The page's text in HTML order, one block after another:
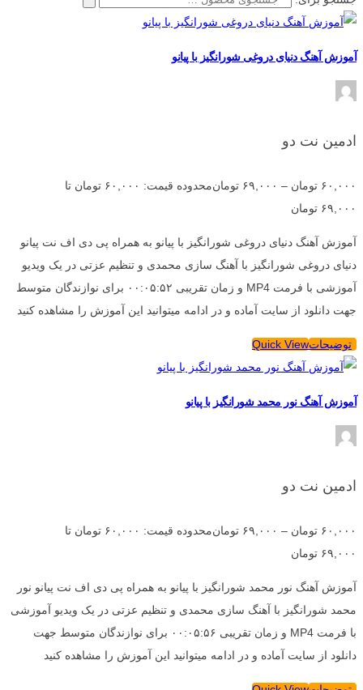
آموزش آهنگ دنیای دروغی شورانگیز با پیانو
ادمین نت دو
۶۰,۰۰۰ تومان – ۶۹,۰۰۰ تومان
محدوده قیمت: ۶۰,۰۰۰ تومان تا
۶۹,۰۰۰ تومان
آموزش آهنگ دنیای دروغی شورانگیز با پیانو به همراه پی دی اف نت پیانو
دنیای دروغی شورانگیز با آهنگ سازی محمدی و تنظیم عزتی در یک ویدیو
آموزشی با فرمت MP4 و زمان تقریبی ۰۰:۰۵:۵۲ برای نوازندگان متوسط
جهت دانلود از سایت آماده و در ادامه میتوانید این آموزش را مشاهده کنید
توضیحاتQuick View
آموزش آهنگ نور محمد شورانگیز با پیانو
ادمین نت دو
۶۰,۰۰۰ تومان – ۶۹,۰۰۰ تومان
محدوده قیمت: ۶۰,۰۰۰ تومان تا
۶۹,۰۰۰ تومان
آموزش آهنگ نور محمد شورانگیز با پیانو به همراه پی دی اف نت پیانو نور
محمد شورانگیز با آهنگ سازی محمدی و تنظیم عزتی در یک ویدیو آموزشی
با فرمت MP4 و زمان تقریبی ۰۰:۰۵:۵۶ برای نوازندگان متوسط جهت
دانلود از سایت آماده و در ادامه میتوانید این آموزش را مشاهده کنید